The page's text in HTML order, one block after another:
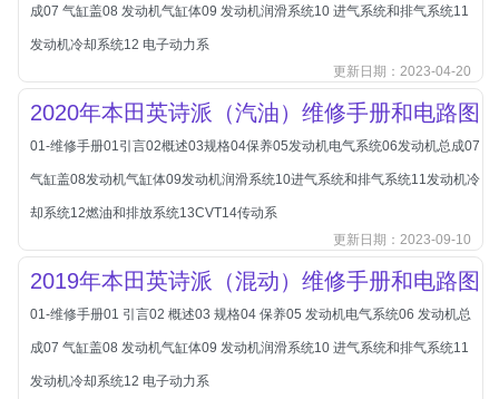
C
传祺
创维
昌河
曹操
长丰猎豹
长城
长安
长安-凯程
长安-欧尚
长安-睿行
长安-跨越
成07 气缸盖08 发动机气缸体09 发动机润滑系统10 进气系统和排气系统11
发动机冷却系统12 电子动力系
更新日期：2023-04-20
2020年本田英诗派（汽油）维修手册和电路图
01-维修手册01引言02概述03规格04保养05发动机电气系统06发动机总成07
气缸盖08发动机气缸体09发动机润滑系统10进气系统和排气系统11发动机冷
却系统12燃油和排放系统13CVT14传动系
更新日期：2023-09-10
2019年本田英诗派（混动）维修手册和电路图
01-维修手册01 引言02 概述03 规格04 保养05 发动机电气系统06 发动机总
成07 气缸盖08 发动机气缸体09 发动机润滑系统10 进气系统和排气系统11
发动机冷却系统12 电子动力系